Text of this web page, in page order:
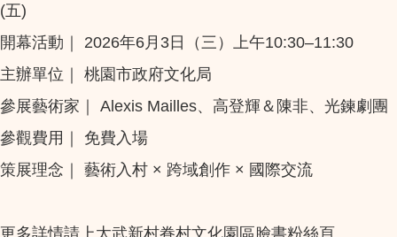
(五)
開幕活動｜ 2026年6月3日（三）上午10:30–11:30
主辦單位｜ 桃園市政府文化局
參展藝術家｜ Alexis Mailles、高登輝＆陳非、光鍊劇團
參觀費用｜ 免費入場
策展理念｜ 藝術入村 × 跨域創作 × 國際交流
更多詳情請上太武新村眷村文化園區臉書粉絲頁